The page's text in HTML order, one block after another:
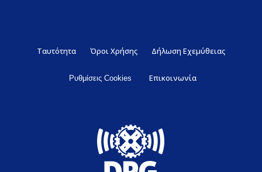
Ταυτότητα Όροι Χρήσης Δήλωση Εχεμύθειας
Ρυθμίσεις Cookies Επικοινωνία